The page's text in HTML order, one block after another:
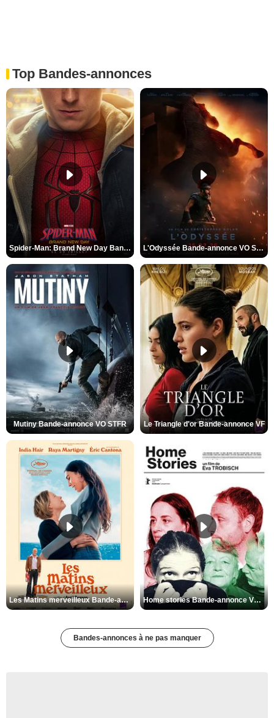
Top Bandes-annonces
Spider-Man: Brand New Day Bande-annonce VO STFR L'Odyssée Bande-annonce VO STFR
Mutiny Bande-annonce VO STFR Le Triangle d'or Bande-annonce VF
Les Matins merveilleux Bande-annonce VF Home stories Bande-annonce VO STFR
Bandes-annonces à ne pas manquer